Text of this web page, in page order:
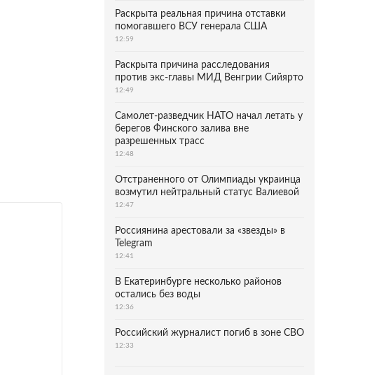
Раскрыта реальная причина отставки
помогавшего ВСУ генерала США
12:59
Раскрыта причина расследования
против экс-главы МИД Венгрии Сийярто
12:49
Самолет-разведчик НАТО начал летать у
берегов Финского залива вне
разрешенных трасс
12:48
Отстраненного от Олимпиады украинца
возмутил нейтральный статус Валиевой
12:47
Россиянина арестовали за «звезды» в
Telegram
12:41
В Екатеринбурге несколько районов
остались без воды
12:36
Российский журналист погиб в зоне СВО
12:33